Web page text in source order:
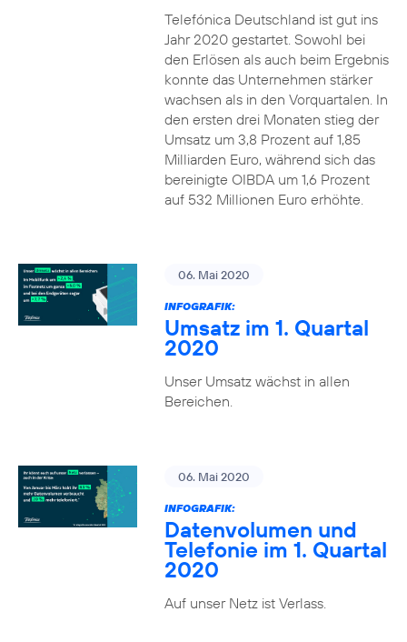
Telefónica Deutschland ist gut ins
Jahr 2020 gestartet. Sowohl bei
den Erlösen als auch beim Ergebnis
konnte das Unternehmen stärker
wachsen als in den Vorquartalen. In
den ersten drei Monaten stieg der
Umsatz um 3,8 Prozent auf 1,85
Milliarden Euro, während sich das
bereinigte OIBDA um 1,6 Prozent
auf 532 Millionen Euro erhöhte.
06. Mai 2020
INFOGRAFIK:
Umsatz im 1. Quartal
2020
Unser Umsatz wächst in allen
Bereichen.
06. Mai 2020
INFOGRAFIK:
Datenvolumen und
Telefonie im 1. Quartal
2020
Auf unser Netz ist Verlass.